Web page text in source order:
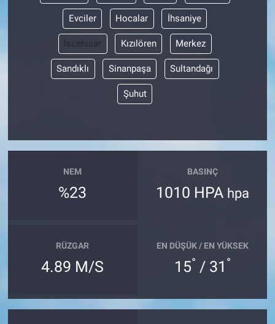
Evciler Hocalar İhsaniye
İscehisar Kızılören Merkez
Sandıklı Sinanpaşa Sultandağı
Şuhut
NEM
%23
BASINÇ
1010 HPA hpa
RÜZGAR
4.89 M/S
EN DÜŞÜK / EN YÜKSEK
15° / 31 °